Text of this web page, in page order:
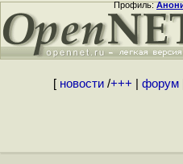
Профиль:
[ новости/+++ форум|